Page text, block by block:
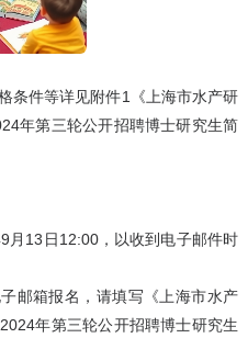
件等详见附件1《上海市水产研
年第三轮公开招聘博士研究生简
13日12:00，以收到电子邮件时
箱报名，请填写《上海市水产
年第三轮公开招聘博士研究生